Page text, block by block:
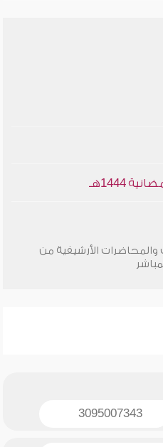
1444هـ
والمحاضرات الأرشيفية من
3095007343